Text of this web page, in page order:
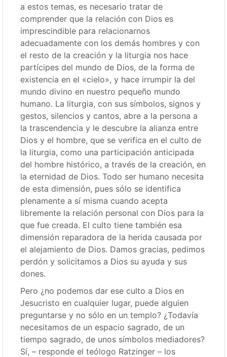
a estos temas, es necesario tratar de
comprender que la relación con Dios es
imprescindible para relacionarnos
adecuadamente con los demás hombres y con
el resto de la creación y la liturgia nos hace
partícipes del mundo de Dios, de la forma de
existencia en el «cielo», y hace irrumpir la del
mundo divino en nuestro pequeño mundo
humano. La liturgia, con sus símbolos, signos y
gestos, silencios y cantos, abre a la persona a
la trascendencia y le descubre la alianza entre
Dios y el hombre, que se verifica en el culto de
la liturgia, como una participación anticipada
del hombre histórico, a través de la creación, en
la eternidad de Dios. Todo ser humano necesita
de esta dimensión, pues sólo se identifica
plenamente a sí misma cuando acepta
libremente la relación personal con Dios para la
que fue creada. El culto tiene también esa
dimensión reparadora de la herida causada por
el alejamiento de Dios. Damos gracias, pedimos
perdón y solicitamos a Dios su ayuda y sus
dones.
Pero ¿no podemos dar ese culto a Dios en
Jesucristo en cualquier lugar, puede alguien
preguntarse y no sólo en un templo? ¿Todavía
necesitamos de un espacio sagrado, de un
tiempo sagrado, de unos símbolos mediadores?
Sí, – responde el teólogo Ratzinger – los